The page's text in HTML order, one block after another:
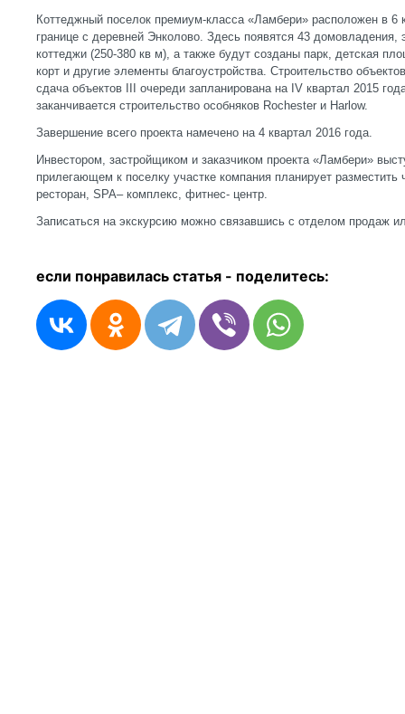
Коттеджный поселок премиум-класса «Ламбери» расположен в 6
границе с деревней Энколово. Здесь появятся 43 домовладения,
коттеджи (250-380 кв м), а также будут созданы парк, детская
корт и другие элементы благоустройства. Строительство
сдача объектов III очереди запланирована на IV квартал 2015
заканчивается строительство особняков Rochester и Harlow.
Завершение всего проекта намечено на 4 квартал 2016 года.
Инвестором, застройщиком и заказчиком проекта «Ламбери»
прилегающем к поселку участке компания планирует
ресторан, SРА– комплекс, фитнес- центр.
Записаться на экскурсию можно связавшись с отделом продаж
если понравилась статья - поделитесь: